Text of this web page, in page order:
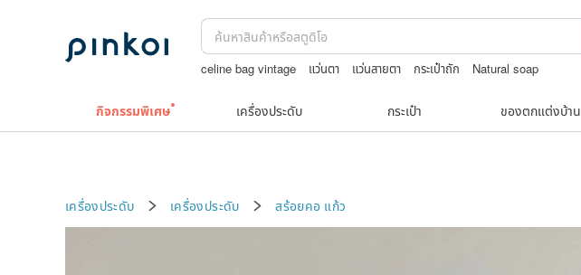
celine bag vintage แว่นตา แว่นสายตา กระเป๋าถัก
Natural soap
กิจกรรมพิเศษ เครื่องประดับ กระเป๋า ของตกแต่งบ้าน
เครื่องประดับ เครื่องประดับ สร้อยคอ แก้ว